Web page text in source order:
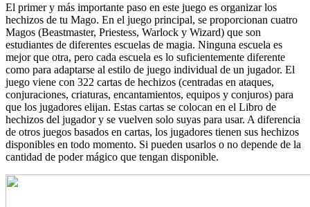
El primer y más importante paso en este juego es organizar los
hechizos de tu Mago. En el juego principal, se proporcionan cuatro
Magos (Beastmaster, Priestess, Warlock y Wizard) que son
estudiantes de diferentes escuelas de magia. Ninguna escuela es
mejor que otra, pero cada escuela es lo suficientemente diferente
como para adaptarse al estilo de juego individual de un jugador. El
juego viene con 322 cartas de hechizos (centradas en ataques,
conjuraciones, criaturas, encantamientos, equipos y conjuros) para
que los jugadores elijan. Estas cartas se colocan en el Libro de
hechizos del jugador y se vuelven solo suyas para usar. A diferencia
de otros juegos basados ​​en cartas, los jugadores tienen sus hechizos
disponibles en todo momento. Si pueden usarlos o no depende de la
cantidad de poder mágico que tengan disponible.